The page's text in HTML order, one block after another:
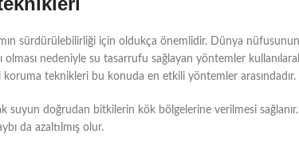
sürdürülebilirliği için oldukça önemlidir. Dünya
olması nedeniyle su tasarrufu sağlayan yöntemler
teknikleri bu konuda en etkili yöntemler arasındadır.
suyun doğrudan bitkilerin kök bölgelerine verilmesi
da azaltılmış olur.